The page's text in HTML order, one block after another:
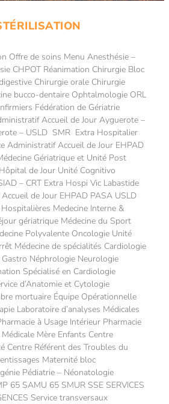
Offre de soins Menu Anesthésie –
CHPOT Réanimation Chirurgie Bloc
Chirurgie orale Chirurgie
bucco-dentaire Ophtalmologie ORL
Fédération de Gériatrie
Accueil de Jour Ayguerote –
– USLD SMR Extra Hospitalier
Administratif Accueil de Jour EHPAD
Gériatrique et Unité Post
de Jour Unité Cognitivo
– CRT Extra Hospi Vic Labastide
de Jour EHPAD PASA USLD
Medecine Interne &
gériatrique Médecine du Sport
Polyvalente Oncologie Unité
Médecine de spécialités Cardiologie
Néphrologie Neurologie
Spécialisé en Cardiologie
d’Anatomie et Cytologie
mortuaire Équipe Opérationnelle
Laboratoire d’analyses Médicales
à Usage Intérieur Pharmacie
Mère Enfants Centre
Centre Référent des Troubles du
Maternité bloc
Pédiatrie – Néonatologie
65 SAMU 65 SMUR SSE SERVICES
Service transversaux